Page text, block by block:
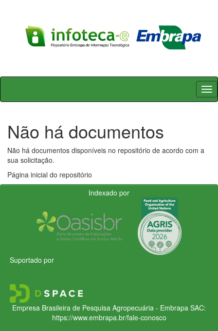
Skip
Não há documentos
Não há documentos disponíveis no repositório de acordo com a
sua solicitação.
Página inicial do repositório
Indexado por
Suportado por
Empresa Brasileira de Pesquisa Agropecuária - Embrapa SAC:
https://www.embrapa.br/fale-conosco